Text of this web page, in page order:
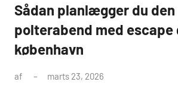
Sådan planlægger du
polterabend med escape
københavn
af marts 23, 2026